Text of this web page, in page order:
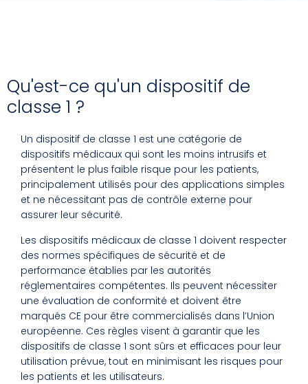
Qu'est-ce qu'un dispositif de
classe 1 ?
Un dispositif de classe 1 est une catégorie de
dispositifs médicaux qui sont les moins intrusifs et
présentent le plus faible risque pour les patients,
principalement utilisés pour des applications simples
et ne nécessitant pas de contrôle externe pour
assurer leur sécurité.
Les dispositifs médicaux de classe 1 doivent respecter
des normes spécifiques de sécurité et de
performance établies par les autorités
réglementaires compétentes. Ils peuvent nécessiter
une évaluation de conformité et doivent être
marqués CE pour être commercialisés dans l’Union
européenne. Ces règles visent à garantir que les
dispositifs de classe 1 sont sûrs et efficaces pour leur
utilisation prévue, tout en minimisant les risques pour
les patients et les utilisateurs.